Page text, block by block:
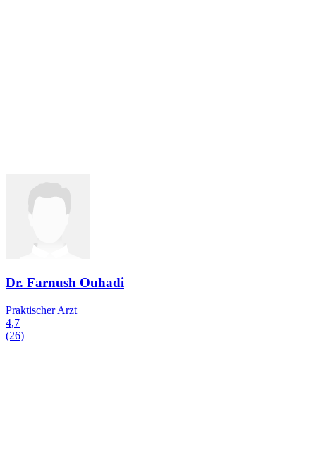
Dr. Farnush Ouhadi
Praktischer Arzt
4,7
(26)